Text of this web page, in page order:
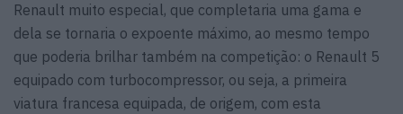
Renault muito especial, que completaria uma gama e
dela se tornaria o expoente máximo, ao mesmo tempo
que poderia brilhar também na competição: o Renault 5
equipado com turbocompressor, ou seja, a primeira
viatura francesa equipada, de origem, com esta